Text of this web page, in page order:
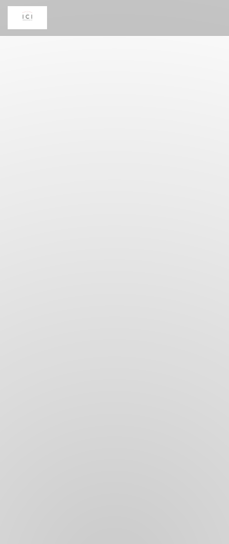
Πίνακας διαχείρισης "Μπισκότων" (Cookies)